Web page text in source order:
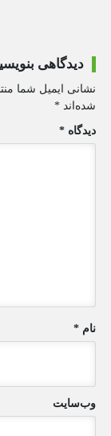
دیدگاهی بنویسید
نشانی ایمیل شما
شده‌اند*
دیدگاه*
نام*
وب‌سایت